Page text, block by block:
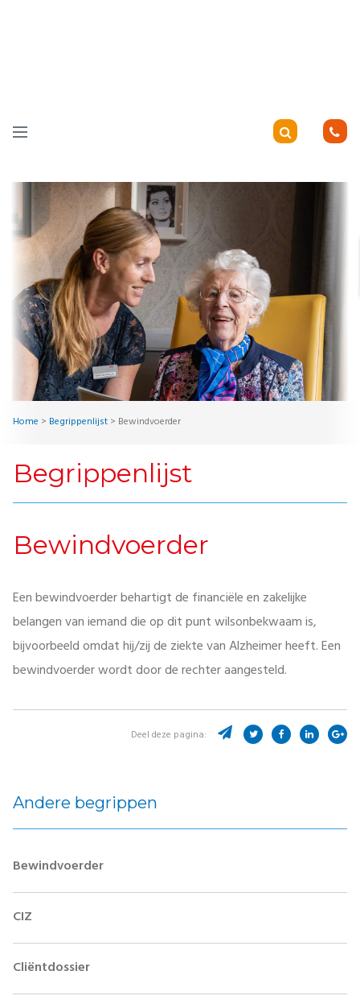
Home > Begrippenlijst> Bewindvoerder
Begrippenlijst
Bewindvoerder
Een bewindvoerder behartigt de financiële en zakelijke
belangen van iemand die op dit punt wilsonbekwaam is,
bijvoorbeeld omdat hij/zij de ziekte van Alzheimer heeft. Een
bewindvoerder wordt door de rechter aangesteld.
Deel deze pagina:
Andere begrippen
Bewindvoerder
CIZ
Cliëntdossier